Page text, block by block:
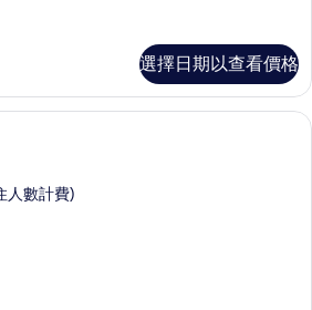
選擇日期以查看價格
家庭客房 | 書桌、筆電工作空間、免
人數計費)